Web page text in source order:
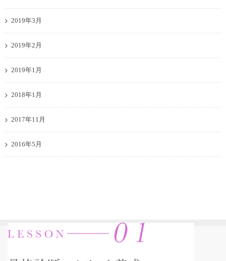
2019年3月
2019年2月
2019年1月
2018年1月
2017年11月
2016年5月